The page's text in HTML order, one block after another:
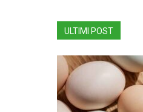
ULTIMI POST